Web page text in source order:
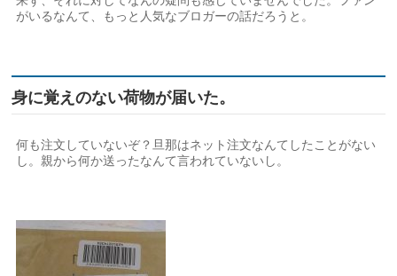
がいるなんて、もっと人気なブロガーの話だろうと。
身に覚えのない荷物が届いた。
何も注文していないぞ？旦那はネット注文なんてしたことがない
し。親から何か送ったなんて言われていないし。